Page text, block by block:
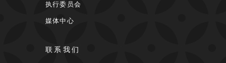
执行委员会
媒体中心
联系我们